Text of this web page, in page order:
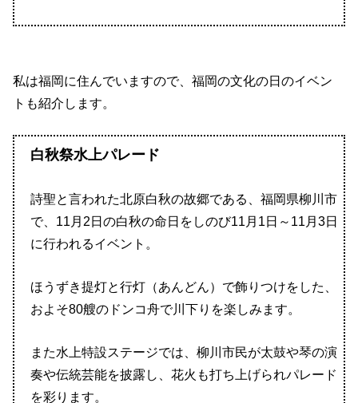
私は福岡に住んでいますので、福岡の文化の日のイベン
トも紹介します。
白秋祭水上パレード
詩聖と言われた北原白秋の故郷である、福岡県柳川市
で、11月2日の白秋の命日をしのび11月1日～11月3日
に行われるイベント。
ほうずき提灯と行灯（あんどん）で飾りつけをした、
およそ80艘のドンコ舟で川下りを楽しみます。
また水上特設ステージでは、柳川市民が太鼓や琴の演
奏や伝統芸能を披露し、花火も打ち上げられパレード
を彩ります。